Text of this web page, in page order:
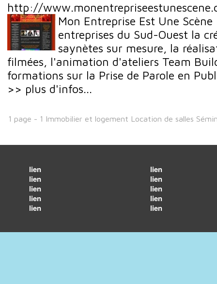
http://
Mon Entreprise Est Une
entreprises du Sud-Ouest la
saynètes sur mesure, la
filmées, l'animation d'ateliers Team
formations sur la Prise de Parole en
>> plus d'infos...
1 page - 1 Immobilier et logement Location de salles
lien
lien
lien
lien
lien
lien
lien
lien
lien
lien